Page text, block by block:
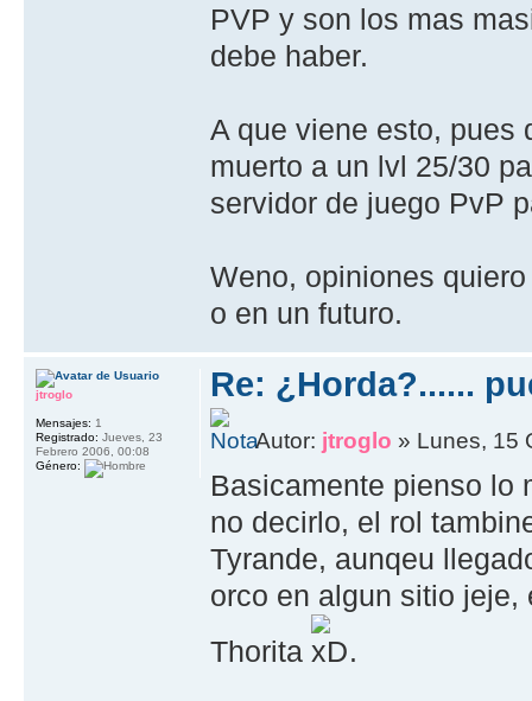
PVP y son los mas
debe haber.
A que viene esto, pues
muerto a un lvl 25/30
servidor de juego PvP
Weno, opiniones
o en un futuro.
Re: ¿Horda?......
Autor: jtroglo » Lunes, 15
Basicamente pienso lo
no decirlo, el rol
Tyrande, aunqeu
orco en algun sitio
Thorita
.
jtroglo
Mensajes: 1
Registrado: Jueves, 23
Febrero 2006, 00:08
Género: